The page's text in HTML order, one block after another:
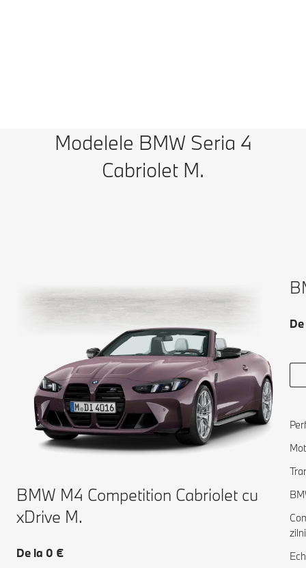
Modelele BMW Seria 4
Cabriolet M.
BMW M4 Competition Cabriolet cu
xDrive M.
De la 0 €